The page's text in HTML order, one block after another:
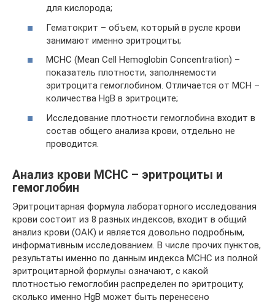
для кислорода;
Гематокрит – объем, который в русле крови
занимают именно эритроциты;
MCHC (Mean Cell Hemoglobin Concentration) –
показатель плотности, заполняемости
эритроцита гемоглобином. Отличается от МСН –
количества HgB в эритроците;
Исследование плотности гемоглобина входит в
состав общего анализа крови, отдельно не
проводится.
Анализ крови MCHC – эритроциты и
гемоглобин
Эритроцитарная формула лабораторного исследования
крови состоит из 8 разных индексов, входит в общий
анализ крови (ОАК) и является довольно подробным,
информативным исследованием. В числе прочих пунктов,
результаты именно по данным индекса MCHC из полной
эритроцитарной формулы означают, с какой
плотностью гемоглобин распределен по эритроциту,
сколько именно HgB может быть перенесено